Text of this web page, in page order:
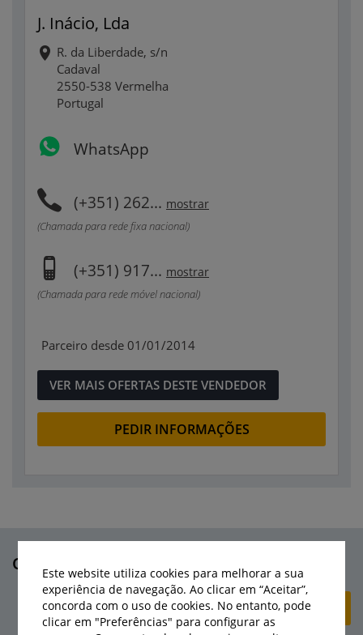
J. Inácio, Lda
R. da Liberdade, s/n
Cadaval
2550-538 Vermelha
Portugal
WhatsApp
(+351) 262... mostrar
(Chamada para rede fixa nacional)
(+351) 917... mostrar
(Chamada para rede móvel nacional)
Parceiro desde 01/01/2014
VER MAIS OFERTAS DESTE VENDEDOR
PEDIR INFORMAÇÕES
Outras máquinas deste vendedor
+ CRIAR ANÚNCIO
Este website utiliza cookies para melhorar a sua
experiência de navegação. Ao clicar em “Aceitar”,
concorda com o uso de cookies. No entanto, pode
clicar em "Preferências" para configurar as